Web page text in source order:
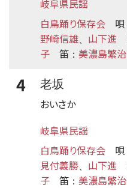
岐阜県民謡
白鳥踊り保存会
唄
野崎信雄 山下進
子
笛 ： 美濃島繁治
4
老坂
おいさか
岐阜県民謡
白鳥踊り保存会
唄
見付義勝 山下進
子
笛 ： 美濃島繁治